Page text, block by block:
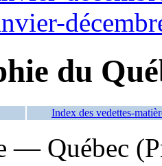
du
Index des vedettes-
— Québec